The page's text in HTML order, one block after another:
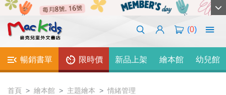
(0)
暢銷書單 限時價 新品上架 繪本館 幼兒館
首頁 繪本館 主題繪本
情緒管理